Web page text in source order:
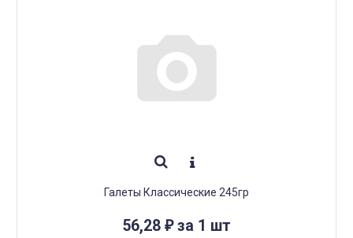
Галеты Классические 245гр
56,28 ₽за 1 шт